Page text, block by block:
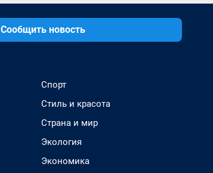
Сообщить новость
Спорт
Стиль и красота
Страна и мир
Экология
Экономика